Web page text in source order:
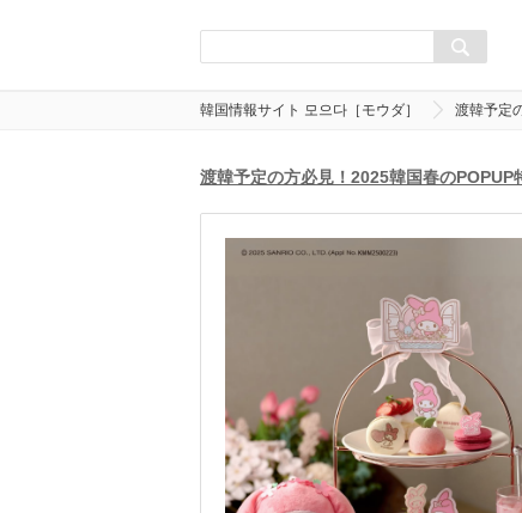
韓国情報サイト 모으다［モウダ］ 渡韓予定
渡韓予定の方必見！2025韓国春の